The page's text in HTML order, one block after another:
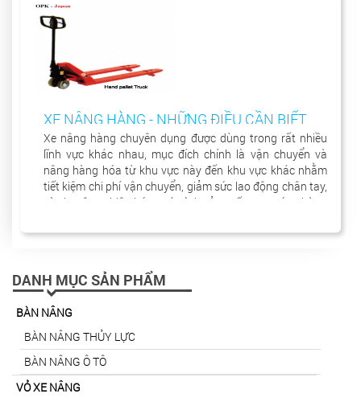
XE NÂNG HÀNG - NHỮNG ĐIỀU CẦN BIẾT
TRƯỚC KHI MUA
Xe nâng hàng chuyên dụng được dùng trong rất nhiều
lĩnh vực khác nhau, mục đích chính là vận chuyển và
nâng hàng hóa từ khu vực này đến khu vực khác nhằm
tiết kiệm chi phí vận chuyển, giảm sức lao động chân tay,
và chuyên nghiệp hóa quá trình sản xuất, cung ứng hàng
DANH MỤC SẢN PHẨM
BÀN NÂNG
BÀN NÂNG THỦY LỰC
BÀN NÂNG Ô TÔ
VỎ XE NÂNG